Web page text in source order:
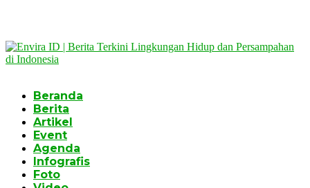
Beranda
Berita
Artikel
Event
Agenda
Infografis
Foto